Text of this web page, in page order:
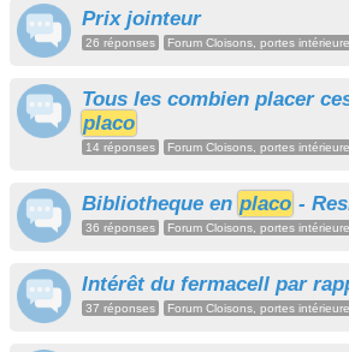
Prix jointeur
26 réponses Forum Cloisons, portes
Tous les combien placer
placo
14 réponses Forum Cloisons, portes
Bibliotheque en placo -
36 réponses Forum Cloisons, portes
Intérêt du fermacell par
37 réponses Forum Cloisons, portes